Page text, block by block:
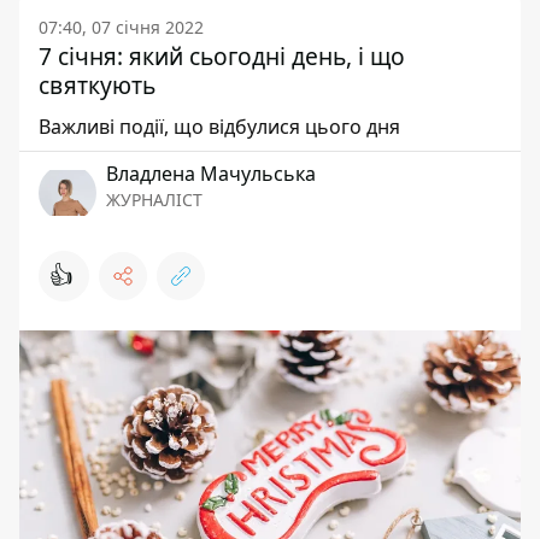
07:40, 07 січня 2022
7 січня: який сьогодні день, і що
святкують
Важливі події, що відбулися цього дня
Владлена Мачульська
ЖУРНАЛІСТ
👍